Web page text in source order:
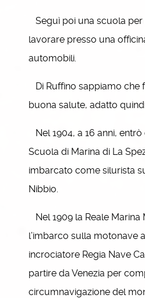
Seguì poi una scuola per
lavorare presso una
automobili.
Di Ruffino sappiamo che
buona salute, adatto
Nel 1904, a 16 anni,
Scuola di Marina di La
imbarcato come silurista
Nibbio.
Nel 1909 la Reale
l’imbarco sulla motonave
incrociatore Regia Nave
partire da Venezia per
circumnavigazione del